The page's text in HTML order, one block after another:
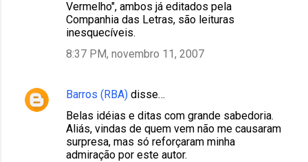
Vermelho", ambos já editados pela
Companhia das Letras, são leituras
inesquecíveis.
8:37 PM, novembro 11, 2007
Barros (RBA) disse…
Belas idéias e ditas com grande sabedoria.
Aliás, vindas de quem vem não me causaram
surpresa, mas só reforçaram minha
admiração por este autor.